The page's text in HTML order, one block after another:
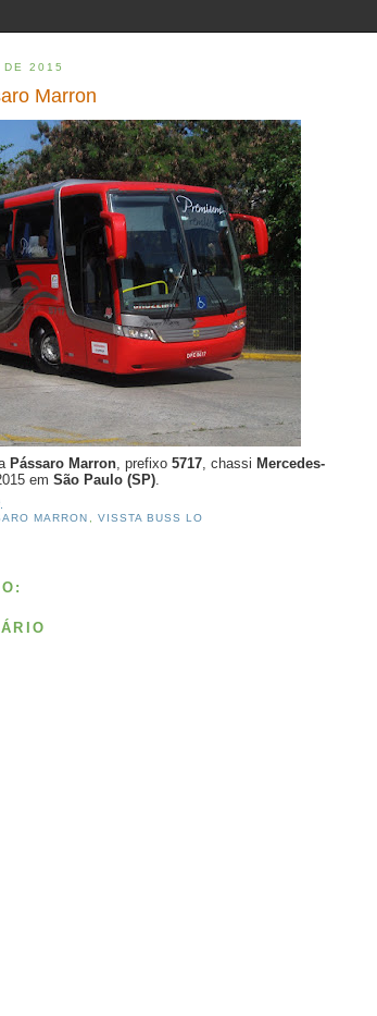
DE 2015
Marron
Pássaro Marron , prefixo 5717 , chassi Mercedes-
em São Paulo (SP)
MARRON , VISSTA BUSS LO